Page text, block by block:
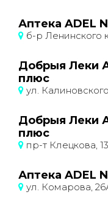
Аптека ADEL
б-р Ленинского
Добрыя Леки
плюс
ул.
Добрыя Леки
плюс
пр-т Клецкова,
Аптека ADEL
ул. Комарова,